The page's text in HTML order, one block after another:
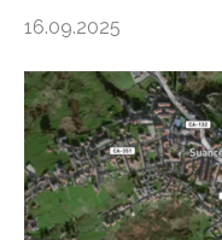
16.09.2025